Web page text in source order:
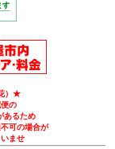
）★
の
あるため
可の場合が
ませ